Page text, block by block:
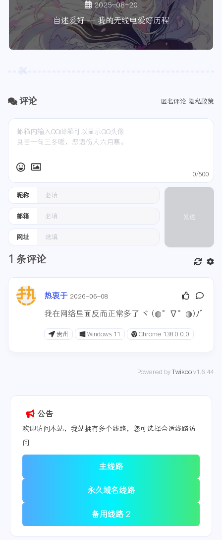
2025-08-20
自述爱好 -- 我的无线电爱好历程
评论 匿名评论 隐私政策
昵称
邮箱
网址
0/500
发送
1 条评论
热衷于 2026-06-08
我在网络里面反而正常多了 ヾ (◍°∇°◍)ﾉﾞ
贵州 Windows 11 Chrome 138.0.0.0
Powered by Twikoo v1.6.44
公告
欢迎访问本站，我站拥有多个线路，您可选择合适线路访
问
主线路
永久域名线路
备用线路 2